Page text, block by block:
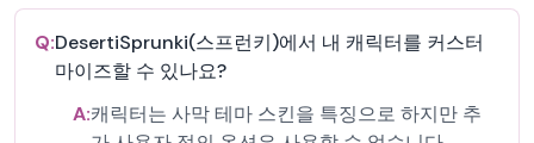
Q:DesertiSprunki(스프런키)에서 내 캐릭터를 커스터
마이즈할 수 있나요?
A:캐릭터는 사막 테마 스킨을 특징으로 하지만 추